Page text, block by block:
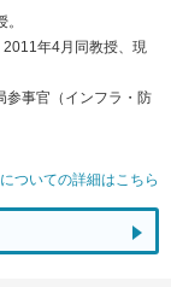
年4月同教授、現
参事官（インフラ・防
ついての詳細はこちら